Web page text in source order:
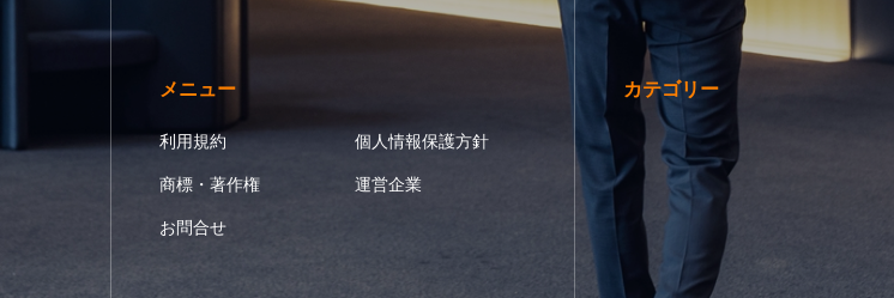
メニュー
利用規約 個人情報保護方針
商標・著作権 運営企業
お問合せ
カテゴリー